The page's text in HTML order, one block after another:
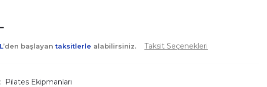
’den başlayantaksitlerle alabilirsiniz. Taksit Seçenekleri
Pilates Ekipmanları